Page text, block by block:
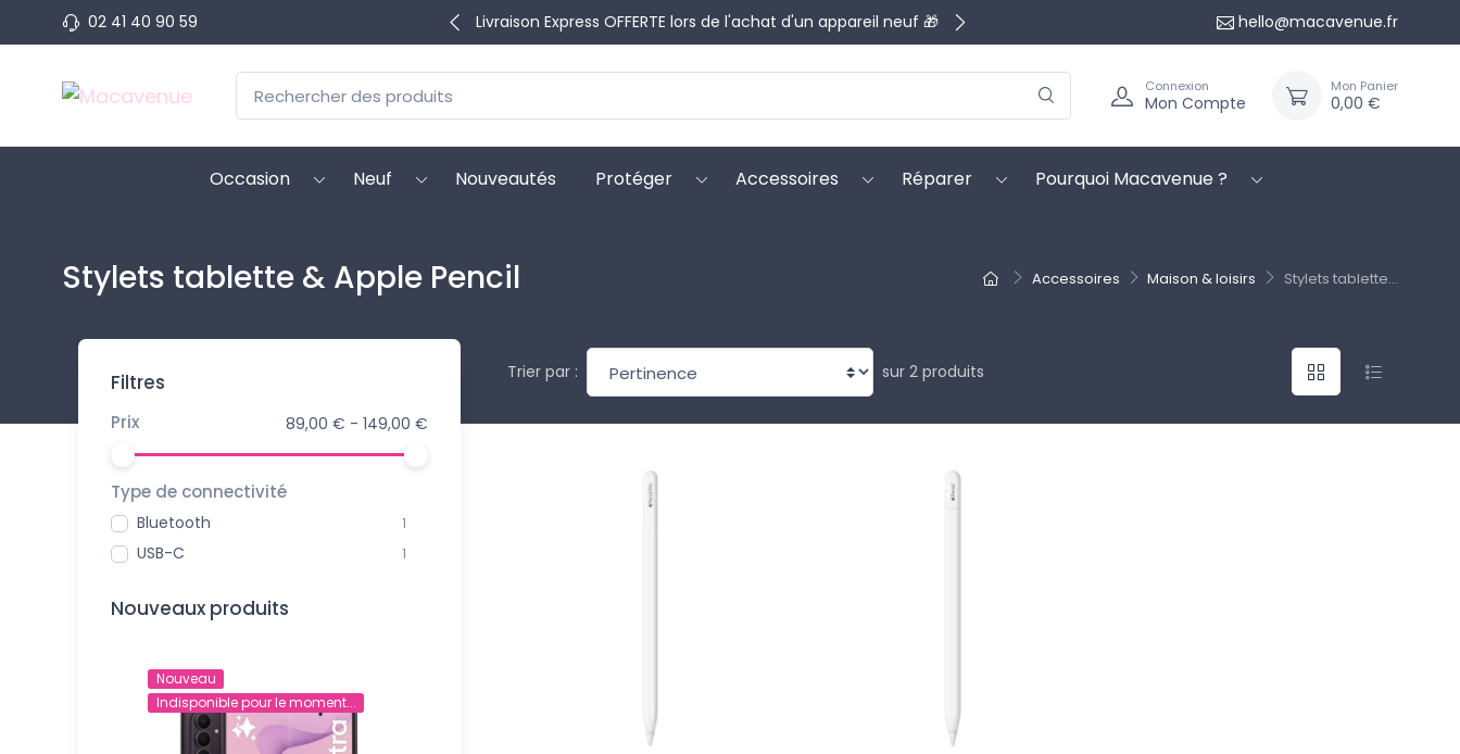
02 41 40 90 59 Livraison Express OFFERTE lors de l'achat d'un appareil neuf 🎁 hello@macavenue.fr
Connexion
Mon Compte
Mon Panier
0,00 €
Occasion Neuf Nouveautés Protéger Accessoires Réparer Pourquoi Macavenue ?
Accessoires Maison & loisirs Stylets tablette...
Stylets tablette & Apple Pencil
Filtres
Prix 89,00 € - 149,00 €
Type de connectivité
Bluetooth 1
USB-C 1
Nouveaux produits
Nouveau
Indisponible pour le moment...
Trier par : sur 2 produits